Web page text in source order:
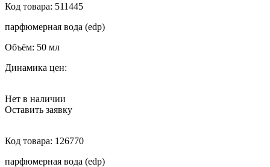
Код товара: 511445
парфюмерная вода (edp)
Объём: 50 мл
Динамика цен:
Нет в наличии
Оставить заявку
Код товара: 126770
парфюмерная вода (edp)